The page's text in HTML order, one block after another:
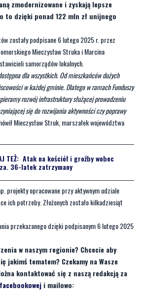
zostały podpisane 6 lutego 2025 r. przez
Mieczysław Struka i Marcina
samorządów lokalnych.
dla wszystkich. Od mieszkańców dużych
w każdej gminie. Dlatego w ramach Funduszy
rozwój infrastruktury służącej prowadzeniu
się do rozwijania aktywności czy poprawy
Mieczysław Struk, marszałek województwa
TEŻ: Atak na kościół i groźby wobec
projekty opracowane przy aktywnym udziale
ich potrzeby. Złożonych zostało kilkadziesiąt
przekazanego dzięki podpisanym 6 lutego 2025
w naszym regionie? Chcecie aby
jakimś tematem? Czekamy na Wasze
kontaktować się z naszą redakcją za
i mailowo:
. Dyżurujemy także pod numerem